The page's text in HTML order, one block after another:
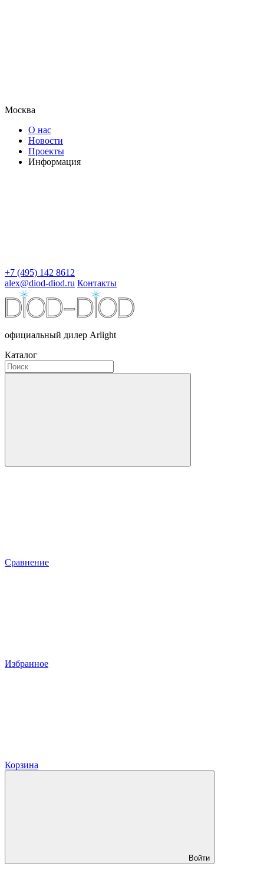
Москва
О нас
Новости
Проекты
Информация
+7 (495) 142 8612
alex@diod-diod.ru Контакты
официальный дилер Arlight
Каталог
Сравнение
Избранное
Корзина
Войти